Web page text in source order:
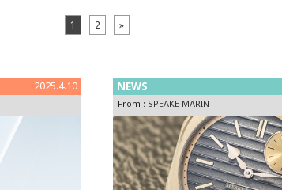
1 2 »
2025.4.10 NEWS
From : SPEAKE MARIN